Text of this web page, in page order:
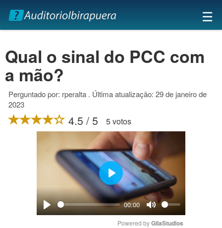
×
☰
Qual o sinal do PCC com
a mão?
Perguntado por: rperalta . Última atualização: 29 de janeiro de
2023
4.5 / 5 5 votos
Play
00:00
Mute
Play
Powered by GliaStudios